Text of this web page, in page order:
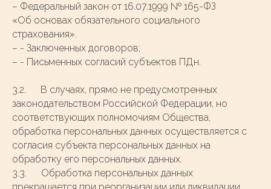
– Федеральный закон от 16.07.1999 № 165-ФЗ
«Об основах обязательного социального
страхования».
– - Заключенных договоров;
– - Письменных согласий субъектов ПДн.
3.2. В случаях, прямо не предусмотренных
законодательством Российской Федерации, но
соответствующих полномочиям Общества,
обработка персональных данных осуществляется с
согласия субъекта персональных данных на
обработку его персональных данных.
3.3. Обработка персональных данных